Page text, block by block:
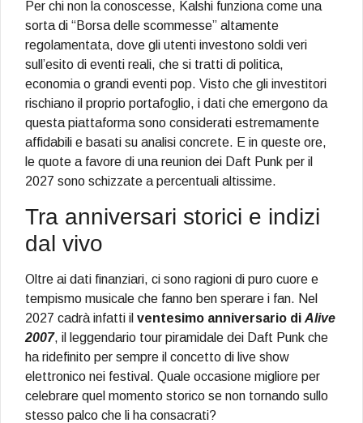
Per chi non la conoscesse, Kalshi funziona come una
sorta di “Borsa delle scommesse” altamente
regolamentata, dove gli utenti investono soldi veri
sull’esito di eventi reali, che si tratti di politica,
economia o grandi eventi pop. Visto che gli investitori
rischiano il proprio portafoglio, i dati che emergono da
questa piattaforma sono considerati estremamente
affidabili e basati su analisi concrete. E in queste ore,
le quote a favore di una reunion dei Daft Punk per il
2027 sono schizzate a percentuali altissime.
Tra anniversari storici e indizi
dal vivo
Oltre ai dati finanziari, ci sono ragioni di puro cuore e
tempismo musicale che fanno ben sperare i fan. Nel
2027 cadrà infatti il ventesimo anniversario di Alive
2007, il leggendario tour piramidale dei Daft Punk che
ha ridefinito per sempre il concetto di live show
elettronico nei festival. Quale occasione migliore per
celebrare quel momento storico se non tornando sullo
stesso palco che li ha consacrati?